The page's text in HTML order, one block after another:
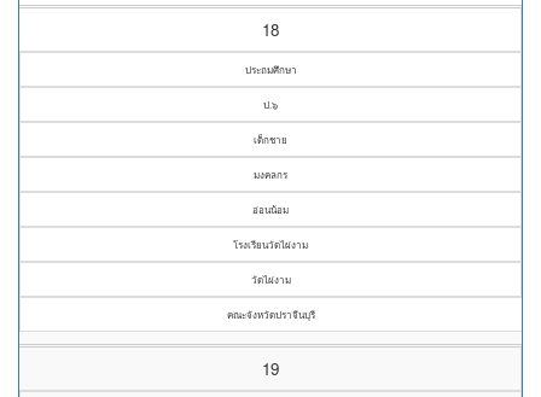
18
ประถมศึกษา
ป.๖
เด็กชาย
มงคลกร
อ่อนน้อม
โรงเรียนวัดไผ่งาม
วัดไผ่งาม
คณะจังหวัดปราจีนบุรี
19